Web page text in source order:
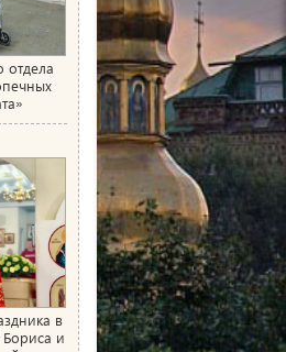
отдела
в
Бориса и